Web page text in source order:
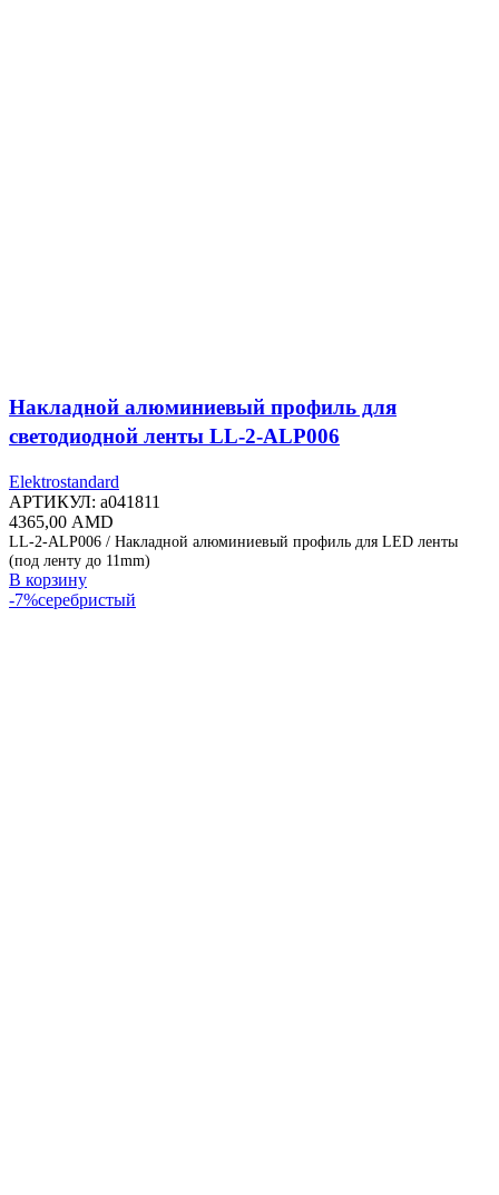
Накладной алюминиевый профиль для
светодиодной ленты LL-2-ALP006
Elektrostandard
АРТИКУЛ: a041811
4365,00 AMD
LL-2-ALP006 / Накладной алюминиевый профиль для LED ленты
(под ленту до 11mm)
В корзину
-7%серебристый